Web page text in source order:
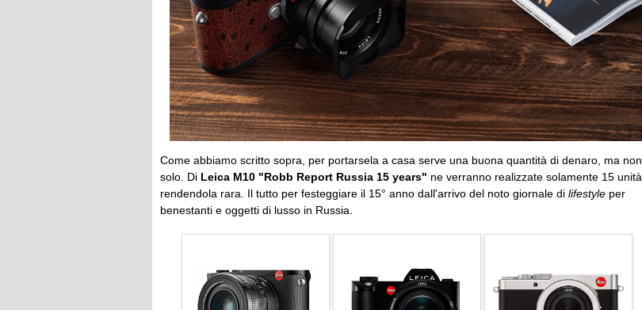
Come abbiamo scritto sopra, per portarsela a casa serve una buona quantità di denaro, ma non
solo. Di Leica M10 "Robb Report Russia 15 years" ne verranno realizzate solamente 15 unità
rendendola rara. Il tutto per festeggiare il 15° anno dall'arrivo del noto giornale di lifestyle per
benestanti e oggetti di lusso in Russia.